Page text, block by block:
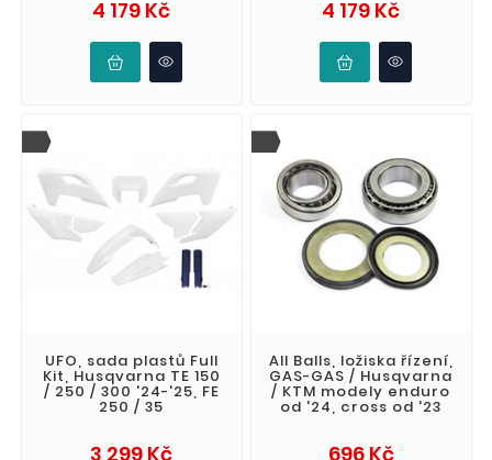
4 179 KčCena 4 179 KčCena
UFO, sada plastů Full
Kit, Husqvarna TE 150
/ 250 / 300 '24-'25, FE
250 / 35
3 299 KčCena
All Balls, ložiska řízení,
GAS-GAS / Husqvarna
/ KTM modely enduro
od '24, cross od '23
696 KčCena